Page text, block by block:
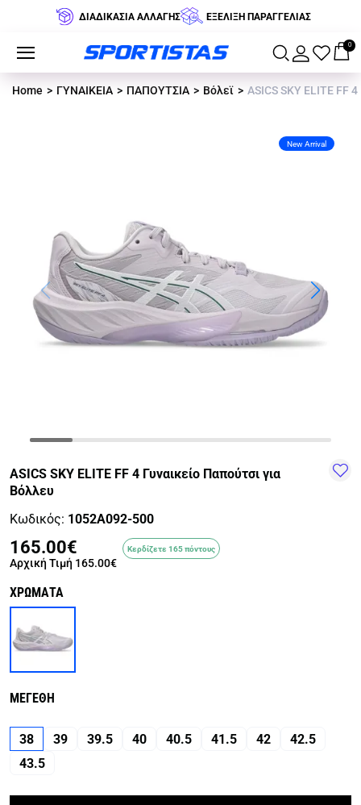
ΔΙΑΔΙΚΑΣΙΑ ΑΛΛΑΓΗΣ ΕΞΕΛΙΞΗ ΠΑΡΑΓΓΕΛΙΑΣ
0
WALKINGTRAINING-WATER
Home ΓΥΝΑΙΚΕΙΑ ΠΑΠΟΥΤΣΙΑ Βόλεϊ ASICS SKY ELITE FF
New Arrival
ASICS SKY ELITE FF 4 Γυναικείο Παπούτσι για
Βόλλευ
Κωδικός: 1052A092-500
165.00€
Αρχική Τιμή 165.00€
Κερδίζετε 165 πόντους
ΧΡΩΜΑΤΑ
ΜΕΓΕΘΗ
38 39 39.5 40 40.5 41.5 42
42.5
43.5